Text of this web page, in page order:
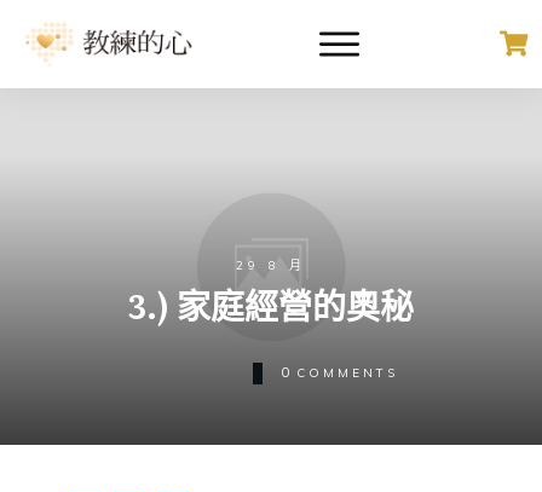
29 8 月
3.) 家庭經營的奧秘
0 COMMENTS